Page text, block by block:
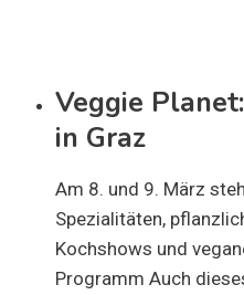
Veggie
in Graz
Am 8. und 9. März
Spezialitäten,
Kochshows und
Programm Auch